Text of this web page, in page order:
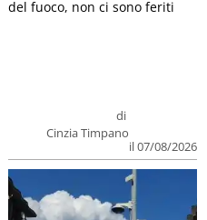
di
Cinzia Timpano
il 07/08/2026
del fuoco, non ci sono feriti